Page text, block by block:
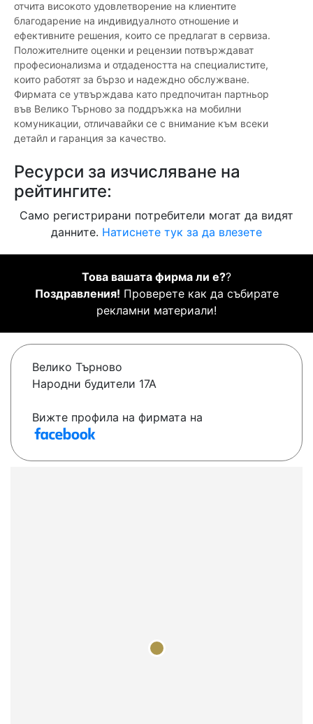
отчита високото удовлетворение на клиентите
благодарение на индивидуалното отношение и
ефективните решения, които се предлагат в сервиза.
Положителните оценки и рецензии потвърждават
професионализма и отдадеността на специалистите,
които работят за бързо и надеждно обслужване.
Фирмата се утвърждава като предпочитан партньор
във Велико Търново за поддръжка на мобилни
комуникации, отличавайки се с внимание към всеки
детайл и гаранция за качество.
Ресурси за изчисляване на
рейтингите:
Само регистрирани потребители могат да видят
данните. Натиснете тук за да влезете
Това вашата фирма ли е??
Поздравления! Проверете как да събирате
рекламни материали!
Велико Търново
Народни будители 17А
Вижте профила на фирмата на